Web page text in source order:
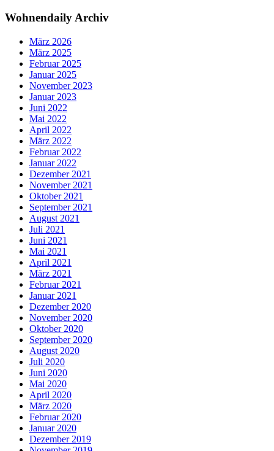
Wohnendaily Archiv
März 2026
März 2025
Februar 2025
Januar 2025
November 2023
Januar 2023
Juni 2022
Mai 2022
April 2022
März 2022
Februar 2022
Januar 2022
Dezember 2021
November 2021
Oktober 2021
September 2021
August 2021
Juli 2021
Juni 2021
Mai 2021
April 2021
März 2021
Februar 2021
Januar 2021
Dezember 2020
November 2020
Oktober 2020
September 2020
August 2020
Juli 2020
Juni 2020
Mai 2020
April 2020
März 2020
Februar 2020
Januar 2020
Dezember 2019